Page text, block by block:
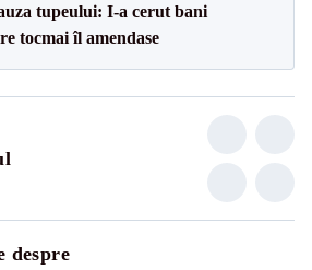
tupeului: I-a cerut bani
tocmai îl amendase
despre